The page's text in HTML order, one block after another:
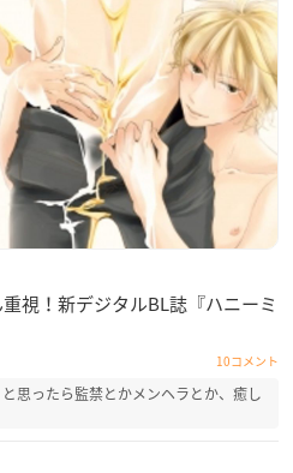
視！新デジタルBL誌『ハニーミ
10コメント
思ったら監禁とかメンヘラとか、癒し